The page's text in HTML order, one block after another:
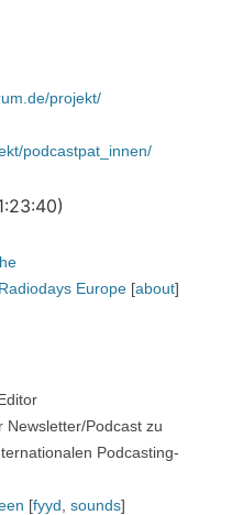
projekt/
podcastpat_innen/
Europe [about]
Newsletter/Podcast zu
Podcasting-
[fyyd sounds]